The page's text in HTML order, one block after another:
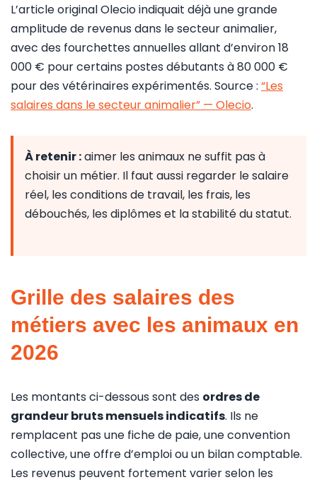
L’article original Olecio indiquait déjà une grande
amplitude de revenus dans le secteur animalier,
avec des fourchettes annuelles allant d’environ 18
000 € pour certains postes débutants à 80 000 €
pour des vétérinaires expérimentés. Source : “Les
salaires dans le secteur animalier” — Olecio.
À retenir :aimer les animaux ne suffit pas à
choisir un métier. Il faut aussi regarder le salaire
réel, les conditions de travail, les frais, les
débouchés, les diplômes et la stabilité du statut.
Grille des salaires des
métiers avec les animaux en
2026
Les montants ci-dessous sont des ordres de
grandeur bruts mensuels indicatifs. Ils ne
remplacent pas une fiche de paie, une convention
collective, une offre d’emploi ou un bilan comptable.
Les revenus peuvent fortement varier selon les